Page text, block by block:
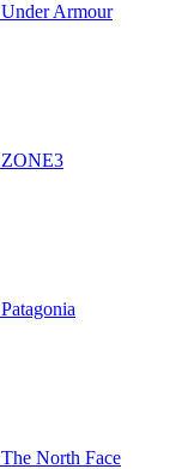
Under Armour
ZONE3
Patagonia
The North Face